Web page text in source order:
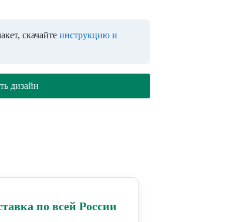
скачайте инструкцию и
дизайн
по всей России